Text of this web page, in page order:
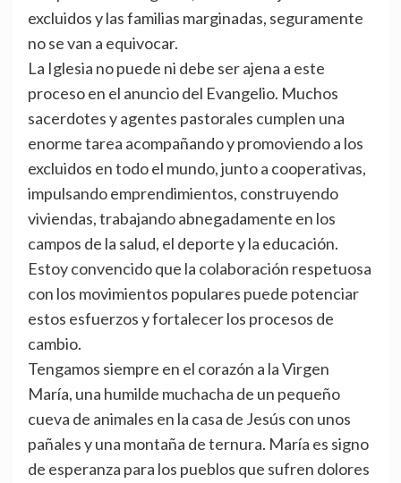
excluidos y las familias marginadas, seguramente
no se van a equivocar.
La Iglesia no puede ni debe ser ajena a este
proceso en el anuncio del Evangelio. Muchos
sacerdotes y agentes pastorales cumplen una
enorme tarea acompañando y promoviendo a los
excluidos en todo el mundo, junto a cooperativas,
impulsando emprendimientos, construyendo
viviendas, trabajando abnegadamente en los
campos de la salud, el deporte y la educación.
Estoy convencido que la colaboración respetuosa
con los movimientos populares puede potenciar
estos esfuerzos y fortalecer los procesos de
cambio.
Tengamos siempre en el corazón a la Virgen
María, una humilde muchacha de un pequeño
cueva de animales en la casa de Jesús con unos
pañales y una montaña de ternura. María es signo
de esperanza para los pueblos que sufren dolores